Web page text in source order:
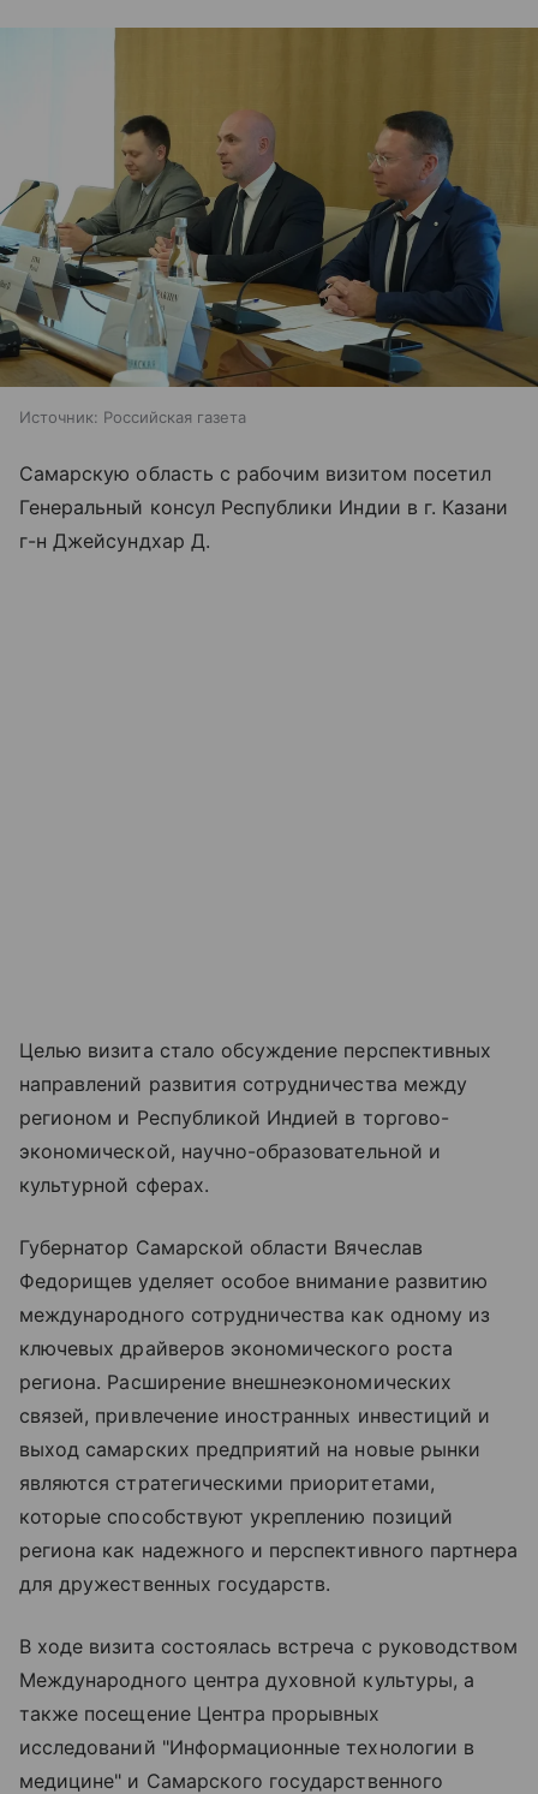
Источник: Российская газета
Самарскую область с рабочим визитом посетил
Генеральный консул Республики Индии в г. Казани
г-н Джейсундхар Д.
Целью визита стало обсуждение перспективных
направлений развития сотрудничества между
регионом и Республикой Индией в торгово-
экономической, научно-образовательной и
культурной сферах.
Губернатор Самарской области Вячеслав
Федорищев уделяет особое внимание развитию
международного сотрудничества как одному из
ключевых драйверов экономического роста
региона. Расширение внешнеэкономических
связей, привлечение иностранных инвестиций и
выход самарских предприятий на новые рынки
являются стратегическими приоритетами,
которые способствуют укреплению позиций
региона как надежного и перспективного партнера
для дружественных государств.
В ходе визита состоялась встреча с руководством
Международного центра духовной культуры, а
также посещение Центра прорывных
исследований "Информационные технологии в
медицине" и Самарского государственного